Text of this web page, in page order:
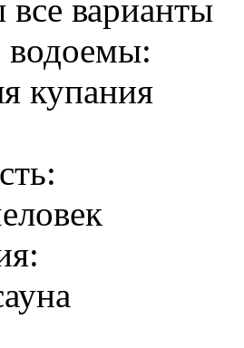
варианты
водоемы:
купания